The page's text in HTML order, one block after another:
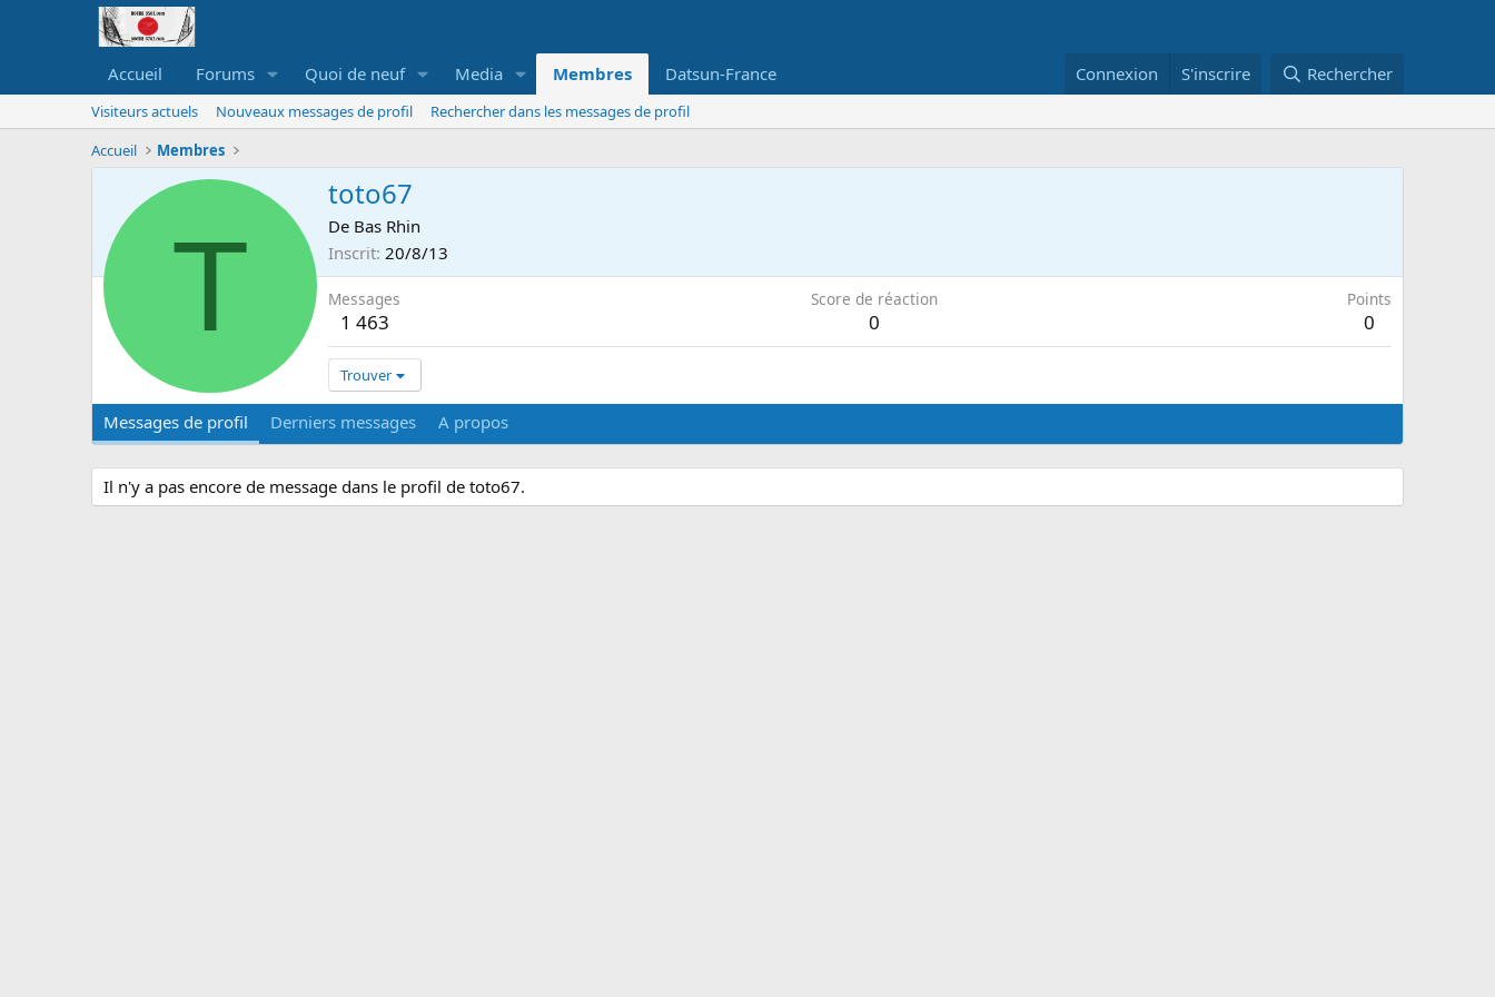
Accueil Forums Quoi de neuf Media Membres Datsun-France Connexion S'inscrire Rechercher
Visiteurs actuels Nouveaux messages de profil
Rechercher dans les messages de profil
Accueil
Membres
T
toto67
De Bas Rhin
Inscrit 20/8/13
Messages
1 463
Score de réaction
0
Points
0
Trouver
Messages de profil Derniers messages A propos
Il n'y a pas encore de message dans le profil de toto67.